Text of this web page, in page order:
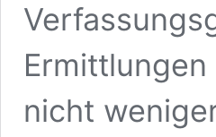
nicht